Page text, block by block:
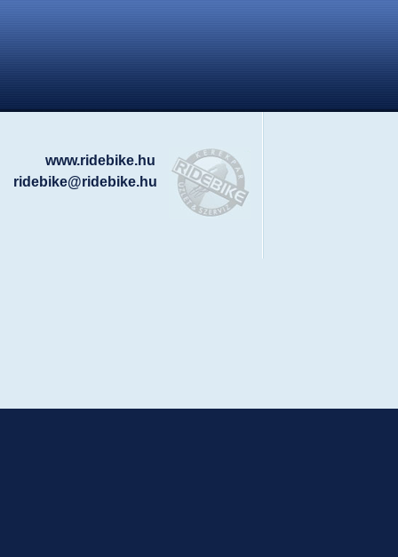
www.ridebike.hu
ridebike@ridebike.hu